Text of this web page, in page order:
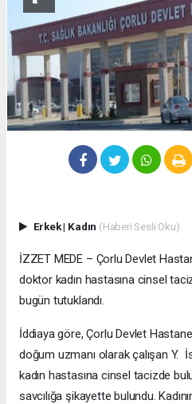
Erkek| Kadın (Haberi Sesli Oku)
İZZET MEDE – Çorlu Devlet
doktor kadın hastasına cinsel
bugün tutuklandı.
İddiaya göre, Çorlu Devlet
doğum uzmanı olarak çalışan Y.
kadın hastasına cinsel tacizde
savcılığa şikayette bulundu.